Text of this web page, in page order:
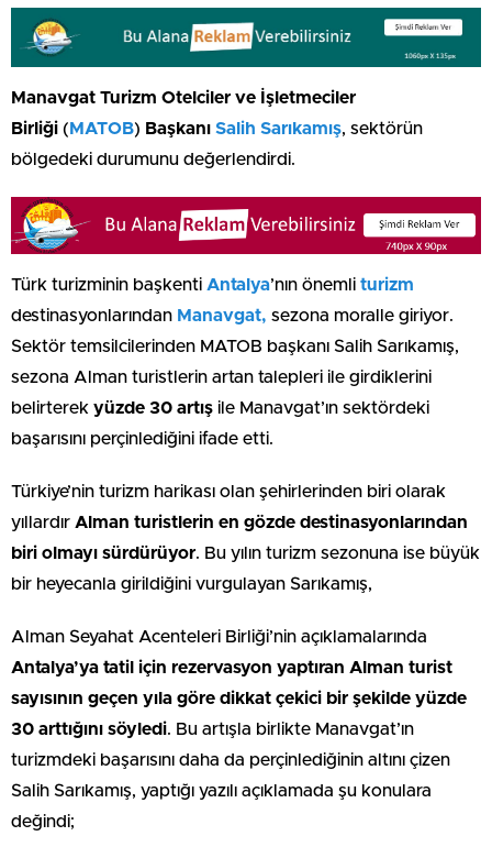
Manavgat Turizm Otelciler ve İşletmeciler
Birliği ( MATOB) Başkanı Salih Sarıkamış, sektörün
bölgedeki durumunu değerlendirdi.
Türk turizminin başkenti Antalya’nın önemli turizm
destinasyonlarından Manavgat, sezona moralle giriyor.
Sektör temsilcilerinden MATOB başkanı Salih Sarıkamış,
sezona Alman turistlerin artan talepleri ile girdiklerini
belirterek yüzde 30 artış ile Manavgat’ın sektördeki
başarısını perçinlediğini ifade etti.
Türkiye’nin turizm harikası olan şehirlerinden biri olarak
yıllardır Alman turistlerin en gözde destinasyonlarından
biri olmayı sürdürüyor. Bu yılın turizm sezonuna ise büyük
bir heyecanla girildiğini vurgulayan Sarıkamış,
Alman Seyahat Acenteleri Birliği’nin açıklamalarında
Antalya’ya tatil için rezervasyon yaptıran Alman turist
sayısının geçen yıla göre dikkat çekici bir şekilde yüzde
30 arttığını söyledi. Bu artışla birlikte Manavgat’ın
turizmdeki başarısını daha da perçinlediğinin altını çizen
Salih Sarıkamış, yaptığı yazılı açıklamada şu konulara
değindi;